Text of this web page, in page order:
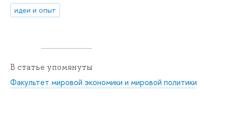
идеи и опыт
В статье упомянуты
Факультет мировой экономики и мировой политики